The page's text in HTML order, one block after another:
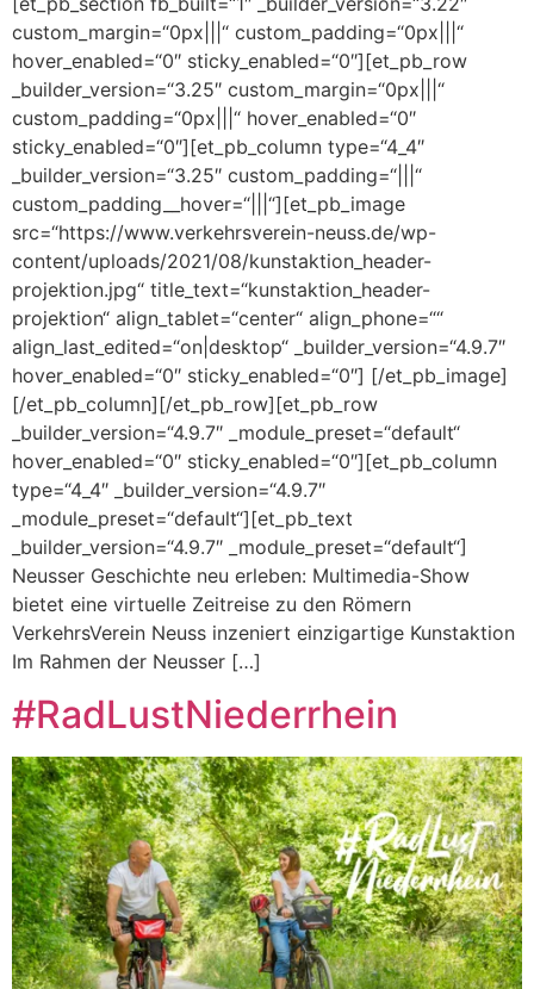
custom_margin=“0px|||“ custom_padding=“0px|||“
hover_enabled=“0″ sticky_enabled=“0″][et_pb_row
_builder_version=“3.25″ custom_margin=“0px|||“
custom_padding=“0px|||“ hover_enabled=“0″
sticky_enabled=“0″][et_pb_column type=“4_4″
_builder_version=“3.25″ custom_padding=“|||“
custom_padding__hover=“|||“][et_pb_image
src=“https://www.verkehrsverein-neuss.de/wp-
content/uploads/2021/08/kunstaktion_header-
projektion.jpg“ title_text=“kunstaktion_header-
projektion“ align_tablet=“center“ align_phone=““
align_last_edited=“on|desktop“ _builder_version=“4.9.7″
hover_enabled=“0″ sticky_enabled=“0″] [/et_pb_image]
[/et_pb_column][/et_pb_row][et_pb_row
_builder_version=“4.9.7″ _module_preset=“default“
hover_enabled=“0″ sticky_enabled=“0″][et_pb_column
type=“4_4″ _builder_version=“4.9.7″
_module_preset=“default“][et_pb_text
_builder_version=“4.9.7″ _module_preset=“default“]
Neusser Geschichte neu erleben: Multimedia-Show
bietet eine virtuelle Zeitreise zu den Römern
VerkehrsVerein Neuss inzeniert einzigartige Kunstaktion
Im Rahmen der Neusser […]
#RadLustNiederrhein